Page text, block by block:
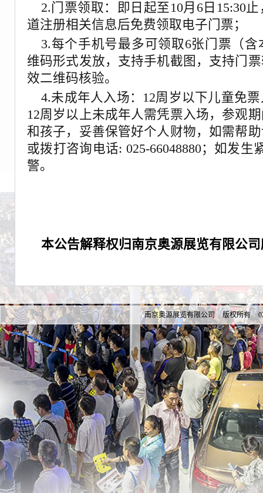
2.门票领取：即日起至10月6日15:30
道注册相关信息后免费领取电子门票；
3.每个手机号最多可领取6张门票（
维码形式发放，支持手机截图，支持门
效二维码核验。
4.未成年人入场：12周岁以下儿童免
12周岁以上未成年人需凭票入场，参观
和孩子，妥善保管好个人财物，如需帮
或拨打咨询电话: 025-66048880；如发生
警。
本公告解释权归南京奥源展览有限公
南京奥源展览有限公司 版权所有